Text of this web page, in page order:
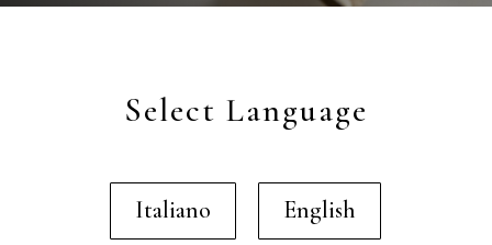
Select Language
Italiano English